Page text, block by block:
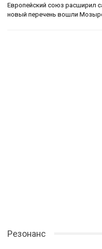
Европейский союз расширил
новый перечень вошли
Резонанс